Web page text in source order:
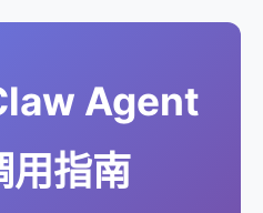
Agent
用指南